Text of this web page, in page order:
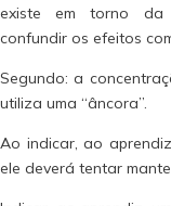
existe em torno da
confundir os efeitos
Segundo: a
utiliza uma “âncora”.
Ao indicar, ao
ele deverá tentar